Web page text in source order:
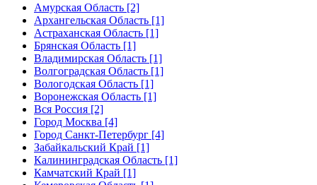
Амурская Область [2]
Архангельская Область [1]
Астраханская Область [1]
Брянская Область [1]
Владимирская Область [1]
Волгоградская Область [1]
Вологодская Область [1]
Воронежская Область [1]
Вся Россия [2]
Город Москва [4]
Город Санкт-Петербург [4]
Забайкальский Край [1]
Калининградская Область [1]
Камчатский Край [1]